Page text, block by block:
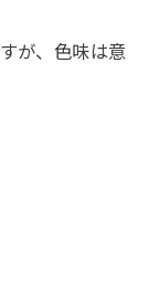
が、色味は意